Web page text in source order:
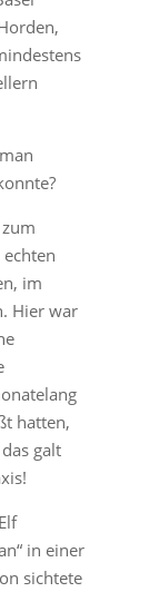
im
Hier war
hatten,
galt
in einer
sichtete